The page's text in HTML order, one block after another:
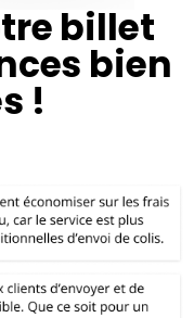
billet
bien
!